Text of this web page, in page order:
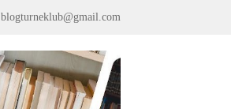
blogturneklub@gmail.com